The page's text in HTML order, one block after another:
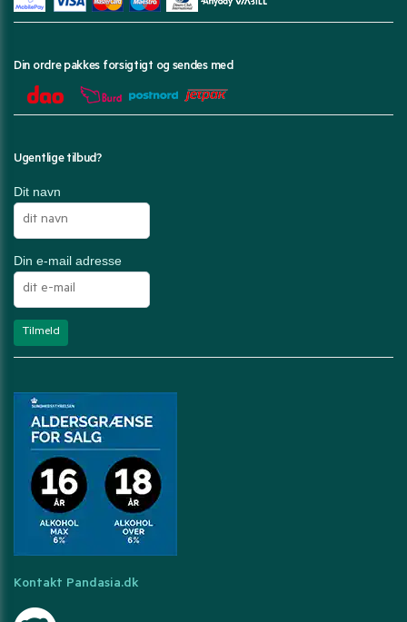
Din ordre pakkes forsigtigt og sendes med
Ugentlige tilbud?
Dit navn
Din e-mail adresse
Kontakt Pandasia.dk